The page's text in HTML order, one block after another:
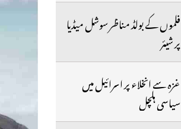
فلموں کے بولڈ مناظر سوشل میڈیا
پر شیئر
غزہ سے انخلاء پر اسرائیل میں
سیاسی ہلچل